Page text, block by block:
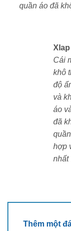
Dung tích
Máy giặt sấy
giặt 12kg và
quần áo đã
Xlap
Cái
khô
độ
và
áo
đã
hợp
nhất
Thêm một